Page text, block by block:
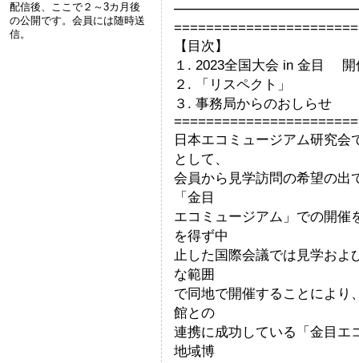
【目次】
１. 2023全国大会 in 金目 開
２. 「リスペクト」
３. 事務局からのおしらせ
日本エコミュージアム研究
として、
会員から見学訪問の希望の出
「金目
エコミュージアム」での開催
を得ず中
止した国際会議では見学およ
な範囲
で同地で開催することにより
館との
連携に成功している「金目エ
地域博
配信後、ここで２～3カ月後
の公開です。会員には随時送
信。